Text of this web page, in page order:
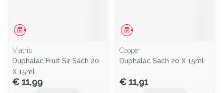
Geneesmiddel
Viatris
Duphalac Fruit Sir Sach 20
X 15ml
€ 11,99
Geneesmiddel
Cooper
Duphalac Sach 20 X 15ml
€ 11,91